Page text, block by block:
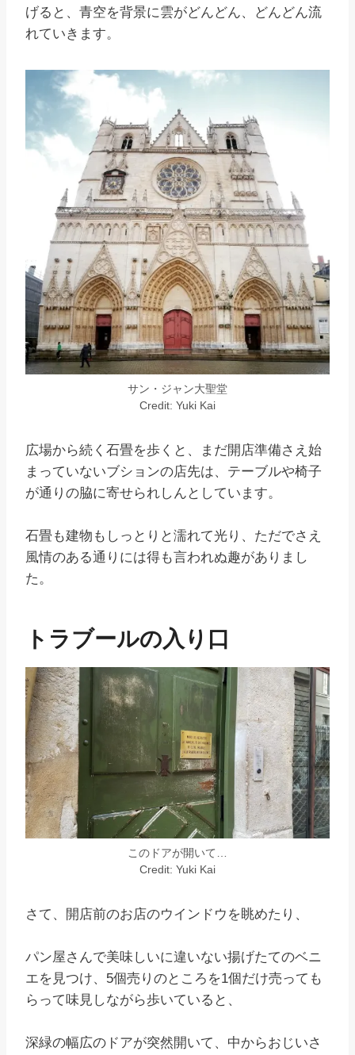
げると、青空を背景に雲がどんどん、どんどん流
れていきます。
サン・ジャン大聖堂
Credit: Yuki Kai
広場から続く石畳を歩くと、まだ開店準備さえ始
まっていないブションの店先は、テーブルや椅子
が通りの脇に寄せられしんとしています。
石畳も建物もしっとりと濡れて光り、ただでさえ
風情のある通りには得も言われぬ趣がありまし
た。
トラブールの入り口
このドアが開いて…
Credit: Yuki Kai
さて、開店前のお店のウインドウを眺めたり、
パン屋さんで美味しいに違いない揚げたてのベニ
エを見つけ、5個売りのところを1個だけ売っても
らって味見しながら歩いていると、
深緑の幅広のドアが突然開いて、中からおじいさ